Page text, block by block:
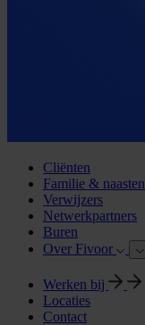
Cliënten
Familie & naasten
Verwijzers
Netwerkpartners
Buren
Over Fivoor
Werken bij
Locaties
Contact